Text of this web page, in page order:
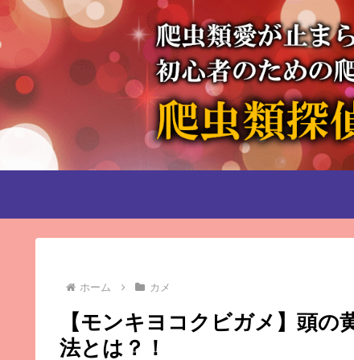
ホーム カメ
【モンキヨコクビガメ】頭
法とは？！